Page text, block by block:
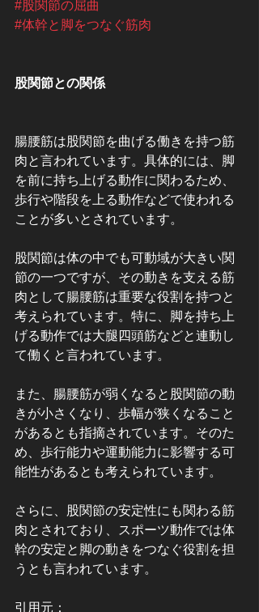
#股関節の屈曲
#体幹と脚をつなぐ筋肉
股関節との関係
腸腰筋は股関節を曲げる働きを持つ筋
肉と言われています。具体的には、脚
を前に持ち上げる動作に関わるため、
歩行や階段を上る動作などで使われる
ことが多いとされています。
股関節は体の中でも可動域が大きい関
節の一つですが、その動きを支える筋
肉として腸腰筋は重要な役割を持つと
考えられています。特に、脚を持ち上
げる動作では大腿四頭筋などと連動し
て働くと言われています。
また、腸腰筋が弱くなると股関節の動
きが小さくなり、歩幅が狭くなること
があるとも指摘されています。そのた
め、歩行能力や運動能力に影響する可
能性があるとも考えられています。
さらに、股関節の安定性にも関わる筋
肉とされており、スポーツ動作では体
幹の安定と脚の動きをつなぐ役割を担
うとも言われています。
引用元：